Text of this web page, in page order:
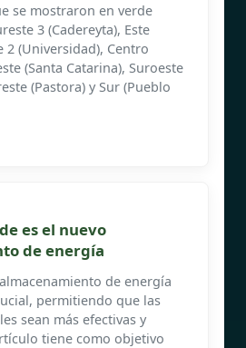
se mostraron en verde
3 (Cadereyta), Este
2 (Universidad), Centro
(Santa Catarina), Suroeste
(Pastora) y Sur (Pueblo
es el nuevo
de energía
de energía
permitiendo que las
sean más efectivas y
tiene como objetivo